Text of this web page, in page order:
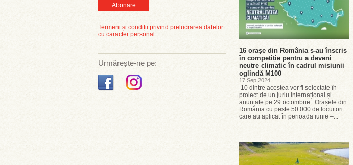
Abonare
Termeni și condiții privind prelucrarea datelor
cu caracter personal
Urmărește-ne pe:
16 orașe din România s-au înscris
în competiție pentru a deveni
neutre climatic în cadrul misiunii
oglindă M100
17 Sep 2024
10 dintre acestea vor fi selectate în
proiect de un juriu internațional și
anunțate pe 29 octombrie Orașele din
România cu peste 50.000 de locuitori
care au aplicat în perioada iunie –...